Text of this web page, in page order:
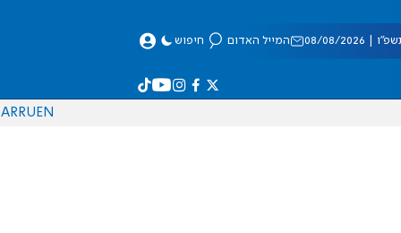
08/2026 המייל האדום חיפוש
EN
RU
AR